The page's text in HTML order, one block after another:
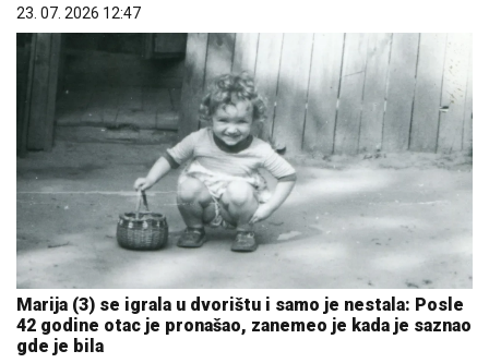
23. 07. 2026 12:47
Marija (3) se igrala u dvorištu i samo je nestala: Posle
42 godine otac je pronašao, zanemeo je kada je saznao
gde je bila